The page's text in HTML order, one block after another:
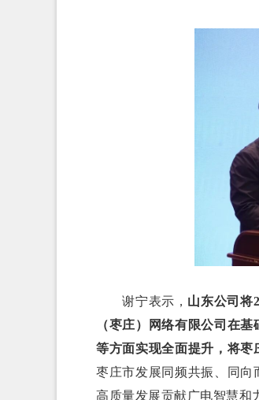
谢宁表示， 山东公司将
（枣庄）网络有限公司在
等方面实现全面提升，将枣
枣庄市发展同频共振、同
高质量发展贡献广电智慧和